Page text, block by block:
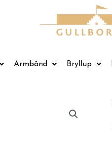
Armbånd Bryllup